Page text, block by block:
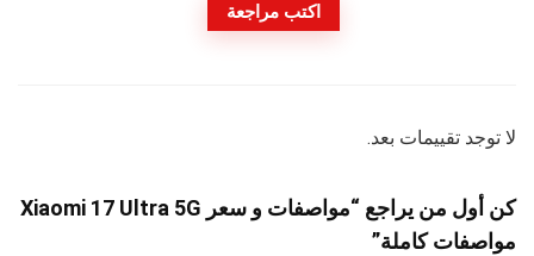
اكتب مراجعة
لا توجد تقييمات بعد.
كن أول من يراجع “مواصفات و سعر Xiaomi 17 Ultra 5G
مواصفات كاملة”